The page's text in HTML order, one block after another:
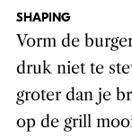
SHAPING
Vorm de
druk niet te
groter dan je
op de grill